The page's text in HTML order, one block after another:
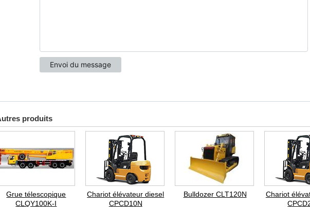
produits
Grue télescopique
CLQY100K-I
Chariot élévateur diesel
CPCD10N
Bulldozer CLT120N
Chariot